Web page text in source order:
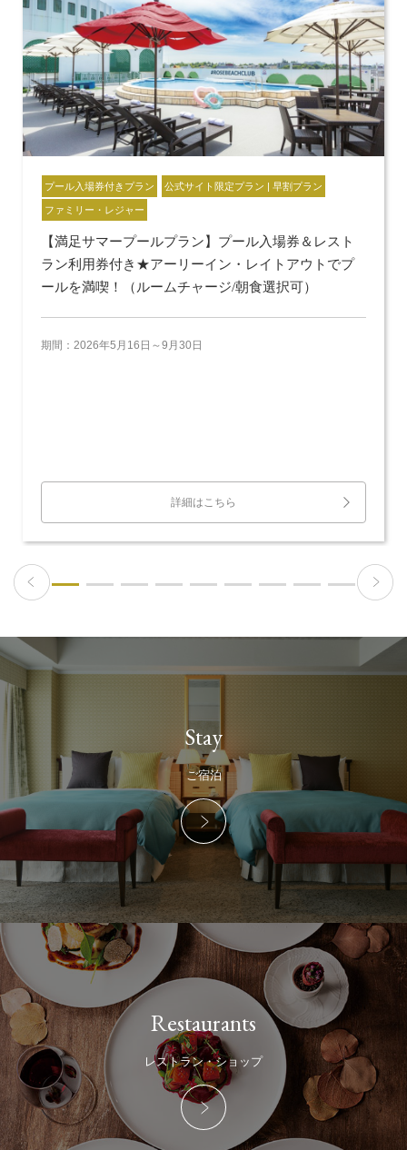
プール入場券付きプラン 公式サイト限定プラン | 早割プラン
ファミリー・レジャー
【満足サマープールプラン】プール入場券＆レスト
ラン利用券付き★アーリーイン・レイトアウトでプ
ールを満喫！（ルームチャージ/朝食選択可）
期間：2026年5月16日～9月30日
詳細はこちら
Stay
ご宿泊
Restaurants
レストラン・ショップ